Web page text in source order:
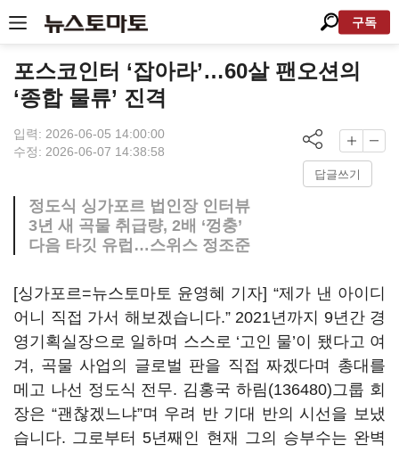
구독
포스코인터 ‘잡아라’…60살 팬오션의
‘종합 물류’ 진격
입력: 2026-06-05 14:00:00
수정: 2026-06-07 14:38:58
답글쓰기
정도식 싱가포르 법인장 인터뷰
3년 새 곡물 취급량, 2배 ‘껑충’
다음 타깃 유럽…스위스 정조준
[싱가포르=뉴스토마토 윤영혜 기자] “제가 낸 아이디
어니 직접 가서 해보겠습니다.” 2021년까지 9년간 경
영기획실장으로 일하며 스스로 ‘고인 물’이 됐다고 여
겨, 곡물 사업의 글로벌 판을 직접 짜겠다며 총대를
메고 나선 정도식 전무. 김홍국하림(136480)그룹 회
장은 “괜찮겠느냐”며 우려 반 기대 반의 시선을 보냈
습니다. 그로부터 5년째인 현재 그의 승부수는 완벽